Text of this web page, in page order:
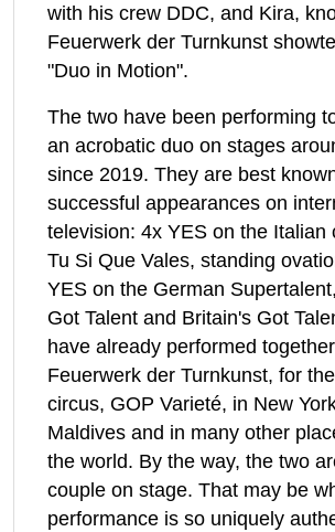
with his crew DDC, and Kira,
Feuerwerk der Turnkunst
"Duo in Motion".
The two have been performing
an acrobatic duo on stages
since 2019. They are best
successful appearances on
television: 4x YES on the Italian
Tu Si Que Vales, standing
YES on the German
Got Talent and Britain's Got
have already performed
Feuerwerk der Turnkunst, for
circus, GOP Varieté, in New
Maldives and in many other
the world. By the way, the two
couple on stage. That may be
performance is so uniquely